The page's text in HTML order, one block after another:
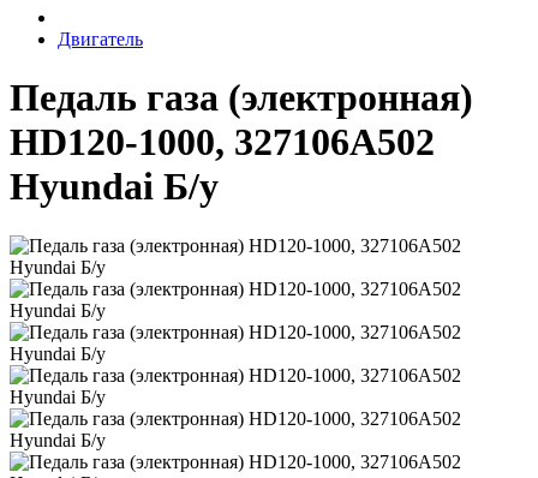
Двигатель
Педаль газа (электронная)
HD120-1000, 327106A502
Hyundai Б/у